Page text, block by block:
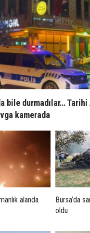
bile durmadılar…
kamerada
alanda
Bursa’da
oldu